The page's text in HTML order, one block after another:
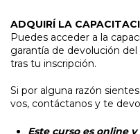
ADQUIRÍ LA
Puedes acceder a la
garantía de devolución
tras tu inscripción.
Si por alguna razón
vos, contáctanos y te
Este curso es online